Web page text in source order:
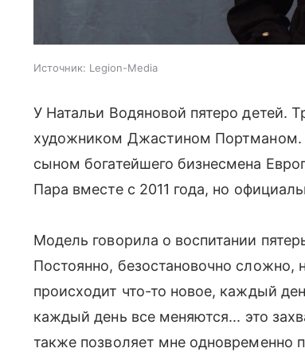
Источник: Legion-Media
У Натальи Водяновой пятеро детей.
художником Джастином Портманом.
сыном богатейшего бизнесмена
Пара вместе с 2011 года, но
Модель говорила о воспитании
Постоянно, безостановочно
происходит что-то новое, каждый
каждый день все меняются... это
также позволяет мне одновременно